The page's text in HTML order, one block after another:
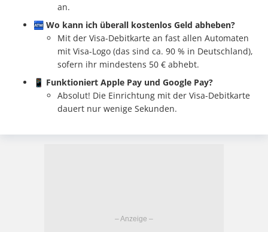
an.
🏧 Wo kann ich überall kostenlos Geld abheben?
Mit der Visa-Debitkarte an fast allen Automaten
mit Visa-Logo (das sind ca. 90 % in Deutschland),
sofern ihr mindestens 50 € abhebt.
📱 Funktioniert Apple Pay und Google Pay?
Absolut! Die Einrichtung mit der Visa-Debitkarte
dauert nur wenige Sekunden.